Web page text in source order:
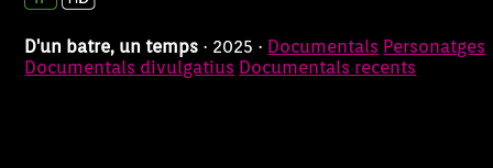
D'un batre, un temps · 2025 · Documentals Personatges
Documentals divulgatius Documentals recents